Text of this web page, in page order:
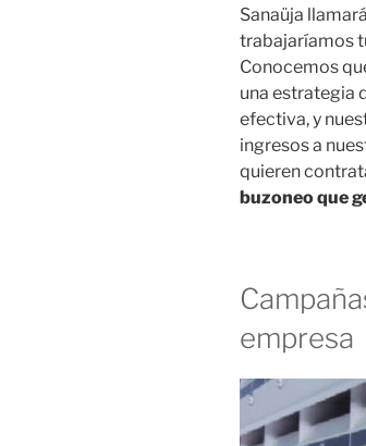
Sanaüja
trabajaríamos
Conocemos
una estrategia
efectiva, y
ingresos a
quieren
buzoneo que
empresa